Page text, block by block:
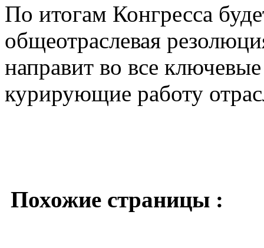
По итогам Конгресса
общеотраслевая
направит во все
курирующие работу
Похожие страницы :